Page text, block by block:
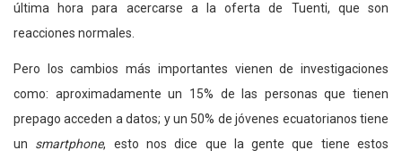
última hora para acercarse a la oferta de Tuenti, que son
reacciones normales.
Pero los cambios más importantes vienen de investigaciones
como: aproximadamente un 15% de las personas que tienen
prepago acceden a datos; y un 50% de jóvenes ecuatorianos tiene
un smartphone, esto nos dice que la gente que tiene estos